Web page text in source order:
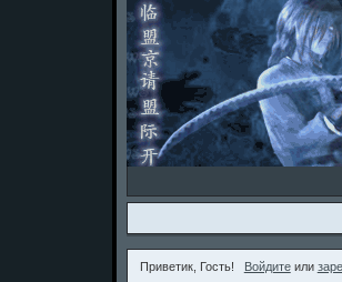
Приветик, Гость! Войдитеили